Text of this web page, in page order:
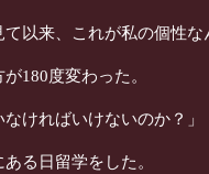
以来、 これが私の個性な
180度変わった。
なければいけないのか？」
る日留学をした。